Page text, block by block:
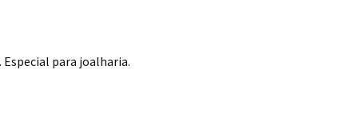
para joalharia.